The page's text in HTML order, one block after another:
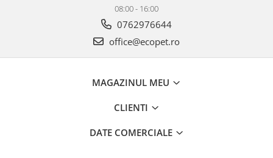
08:00 - 16:00
0762976644
office@ecopet.ro
MAGAZINUL MEU
CLIENTI
DATE COMERCIALE